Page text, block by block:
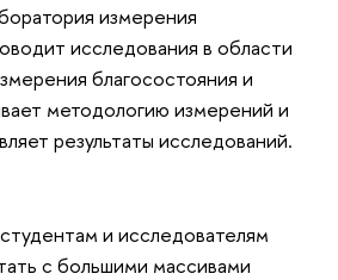
измерения
исследования в области
благосостояния и
методологию измерений и
результаты исследований.
и исследователям
с большими массивами